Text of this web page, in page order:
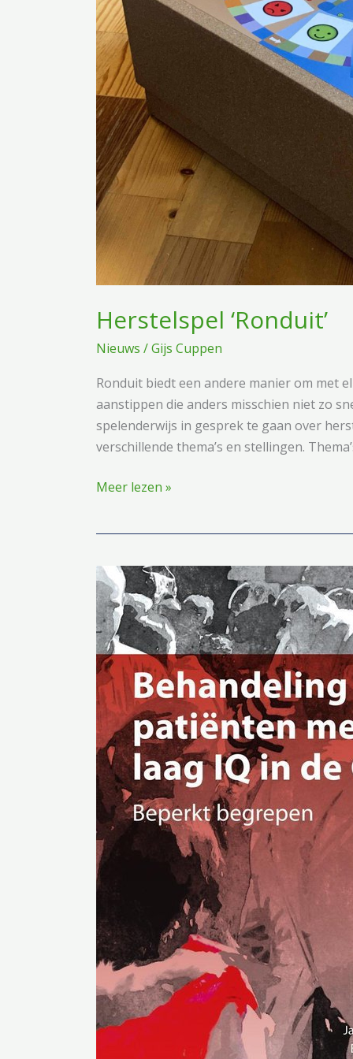
Herstelspel ‘Ronduit’
Nieuws /Gijs Cuppen
Ronduit biedt een andere manier om met
aanstippen die anders misschien niet zo
spelenderwijs in gesprek te gaan over
verschillende thema’s en stellingen.
Herstelspel
Meer lezen »